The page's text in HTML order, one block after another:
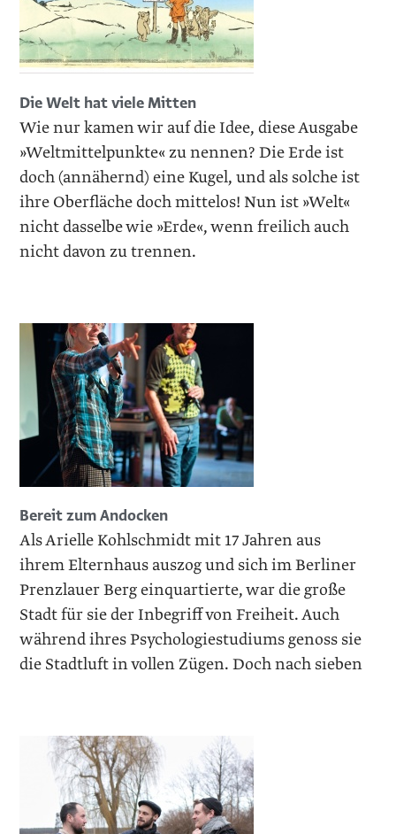
Die Welt hat viele Mitten
Wie nur kamen wir auf die Idee, diese Ausgabe
»Weltmittelpunkte« zu nennen? Die Erde ist
doch (annähernd) eine Kugel, und als solche ist
ihre Oberfläche doch mittelos! Nun ist »Welt«
nicht dasselbe wie »Erde«, wenn freilich auch
nicht davon zu trennen.
Bereit zum Andocken
Als Arielle Kohlschmidt mit 17 Jahren aus
ihrem Elternhaus auszog und sich im Berliner
Prenzlauer Berg einquartierte, war die große
Stadt für sie der Inbegriff von Freiheit. Auch
während ­ihres Psychologiestudiums genoss sie
die Stadtluft in vollen Zügen. Doch nach sieben